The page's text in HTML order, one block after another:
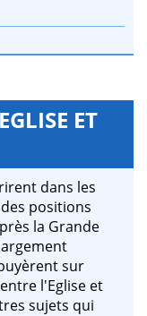
ET
dans les
positions
la Grande
sur
l'Eglise et
sujets qui